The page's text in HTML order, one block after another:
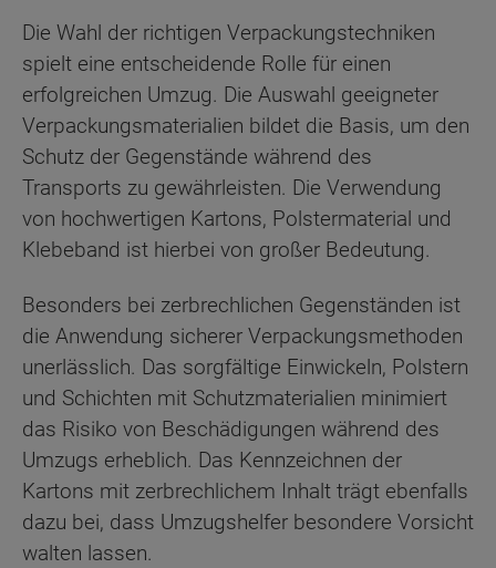
Die Wahl der richtigen Verpackungstechniken
spielt eine entscheidende Rolle für einen
erfolgreichen Umzug. Die Auswahl geeigneter
Verpackungsmaterialien bildet die Basis, um den
Schutz der Gegenstände während des
Transports zu gewährleisten. Die Verwendung
von hochwertigen Kartons, Polstermaterial und
Klebeband ist hierbei von großer Bedeutung.
Besonders bei zerbrechlichen Gegenständen ist
die Anwendung sicherer Verpackungsmethoden
unerlässlich. Das sorgfältige Einwickeln, Polstern
und Schichten mit Schutzmaterialien minimiert
das Risiko von Beschädigungen während des
Umzugs erheblich. Das Kennzeichnen der
Kartons mit zerbrechlichem Inhalt trägt ebenfalls
dazu bei, dass Umzugshelfer besondere Vorsicht
walten lassen.